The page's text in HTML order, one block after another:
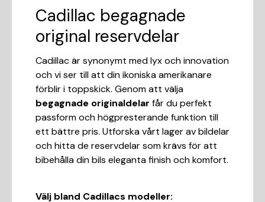
Cadillac begagnade
original reservdelar
Cadillac är synonymt med lyx och innovation
och vi ser till att din ikoniska amerikanare
förblir i toppskick. Genom att välja
begagnade originaldelar får du perfekt
passform och högpresterande funktion till
ett bättre pris. Utforska vårt lager av bildelar
och hitta de reservdelar som krävs för att
bibehålla din bils eleganta finish och komfort.
Välj bland Cadillacs modeller: